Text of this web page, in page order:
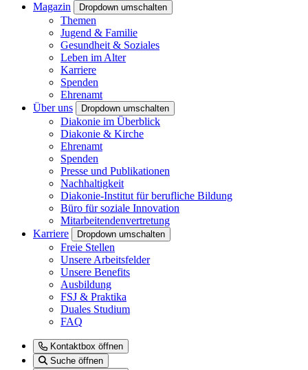
Magazin
Dropdown umschalten
Themen
Jugend & Familie
Gesundheit & Soziales
Leben im Alter
Karriere
Spenden
Ehrenamt
Über uns
Dropdown umschalten
Diakonie im Überblick
Diakonie & Kirche
Ehrenamt
Spenden
Presse und Publikationen
Nachhaltigkeit
Diakonie-Institut für berufliche Bildung
Büro für soziale Innovation
Mitarbeitendenvertretung
Karriere
Dropdown umschalten
Freie Stellen
Unsere Arbeitsfelder
Unsere Benefits
Ausbildung
FSJ & Praktika
Duales Studium
FAQ
Kontaktbox öffnen
Suche öffnen